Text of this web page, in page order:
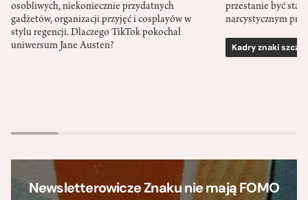
osobliwych, niekoniecznie przydatnych
gadżetów, organizacji przyjęć i cosplayów w
stylu regencji. Dlaczego TikTok pokochał
uniwersum Jane Austen?
przestanie być
narcystycznym
Kadry znaki
Newsletterowicze Znaku nie mają FOMO